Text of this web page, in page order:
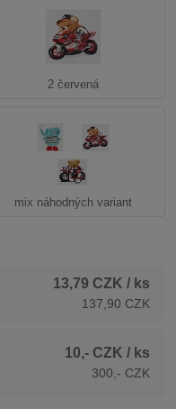
2 červená
mix náhodných variant
13,79 CZK / ks
137,90 CZK
10,- CZK / ks
300,- CZK